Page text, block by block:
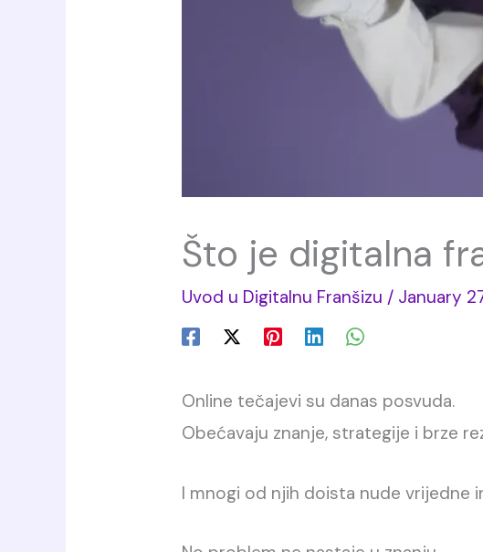
Što je digitalna
Uvod u Digitalnu Franšizu / January
Online tečajevi su danas posvuda.
Obećavaju znanje, strategije i brze
I mnogi od njih doista nude vrijedne